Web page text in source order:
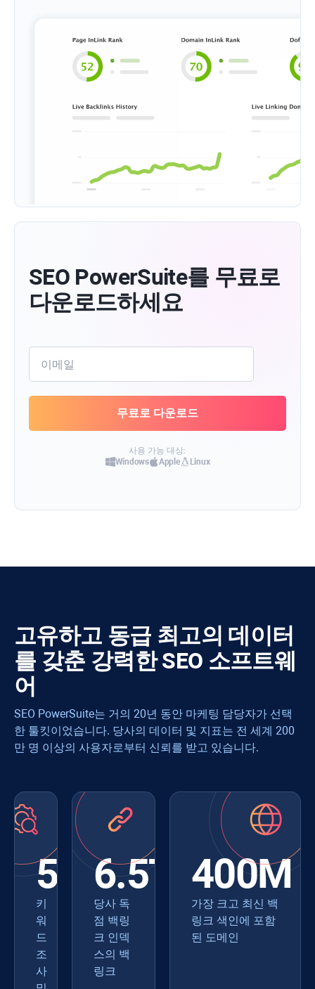
SEO PowerSuite를 무료로
다운로드하세요
사용 가능 대상:
Windows
Apple Linux
고유하고 동급 최고의 데이터
를 갖춘 강력한 SEO 소프트웨
어
SEO PowerSuite는 거의 20년 동안 마케팅 담당자가 선택
한 툴킷이었습니다. 당사의 데이터 및 지표는 전 세계 200
만 명 이상의 사용자로부터 신뢰를 받고 있습니다.
550+
키
워
드
조
사
6.5T
당사 독
점 백링
크 인덱
스의 백
링크
400M
가장 크고 최신 백
링크 색인에 포함
된 도메인